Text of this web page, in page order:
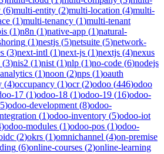
(6)multi-entity (2)multi-location (4)multi-
(1)multi-tenancy (1)multi-tenant
(1)n8n (1)native-app (1)natural-
(1)nestjs (5)netsuite (5)network-
(3)next-intl (1)next-js (1)nextjs (4)nexus
(3)nis2 (1)nist (1)nlp (1)no-code (6)nodejs
(1)noon (2)nps (1)oauth
(4)occupancy (1)ocr(2)odoo (446)odoo
17 (1)odoo-18 (1)odoo-19 (16)odoo-
5)odoo-development (8)odoo-
(1)odoo-inventory (5)odoo-iot
)odoo-modules (1)odoo-pos (1)odoo-
(2)okrs (1)omnichannel (4)on-premise
(6)online-courses (2)online-learning